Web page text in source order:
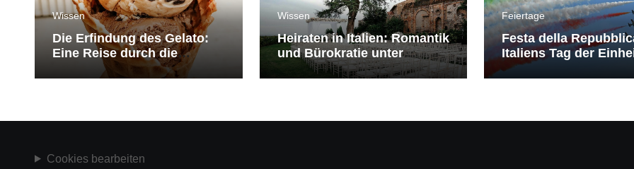
Wissen
Die Erfindung des Gelato:
Eine Reise durch die
Geschichte der Eiscreme
Wissen
Heiraten in Italien: Romantik
und Bürokratie unter
mediterranem Himmel
Feiertage
Festa della
Italiens Tag der
Freiheit
Cookies bearbeiten